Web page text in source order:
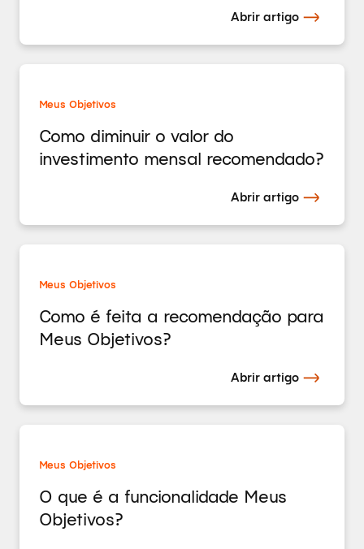
Abrir artigo
Meus Objetivos
Como diminuir o valor do
investimento mensal recomendado?
Abrir artigo
Meus Objetivos
Como é feita a recomendação para
Meus Objetivos?
Abrir artigo
Meus Objetivos
O que é a funcionalidade Meus
Objetivos?